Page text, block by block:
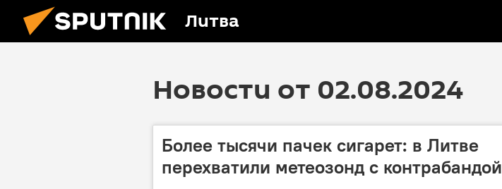
Литва
Новости от 02.08.2024
Более тысячи пачек сигарет: в Литве
перехватили метеозонд с контрабандой